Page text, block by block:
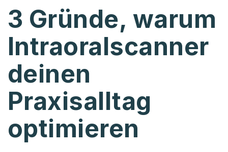
3 Gründe, warum
Intraoralscanner
deinen
Praxisalltag
optimieren